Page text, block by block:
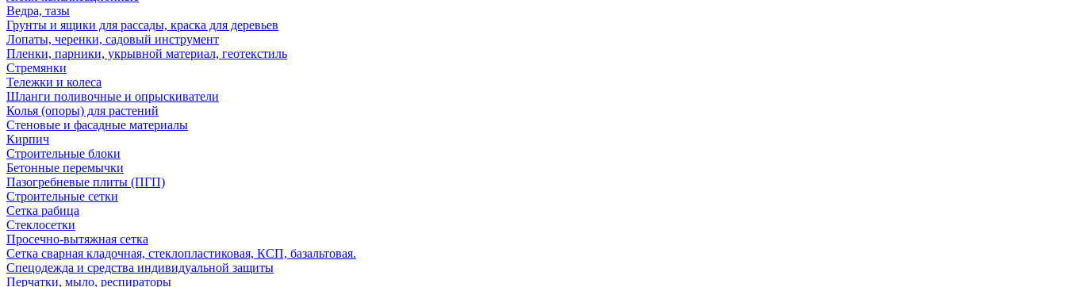
Ведра, тазы
Грунты и ящики для рассады, краска для деревьев
Лопаты, черенки, садовый инструмент
Пленки, парники, укрывной материал, геотекстиль
Стремянки
Тележки и колеса
Шланги поливочные и опрыскиватели
Колья (опоры) для растений
Стеновые и фасадные материалы
Кирпич
Строительные блоки
Бетонные перемычки
Пазогребневые плиты (ПГП)
Строительные сетки
Сетка рабица
Стеклосетки
Просечно-вытяжная сетка
Сетка сварная кладочная, стеклопластиковая, КСП, базальтовая.
Спецодежда и средства индивидуальной защиты
Перчатки, мыло, респираторы